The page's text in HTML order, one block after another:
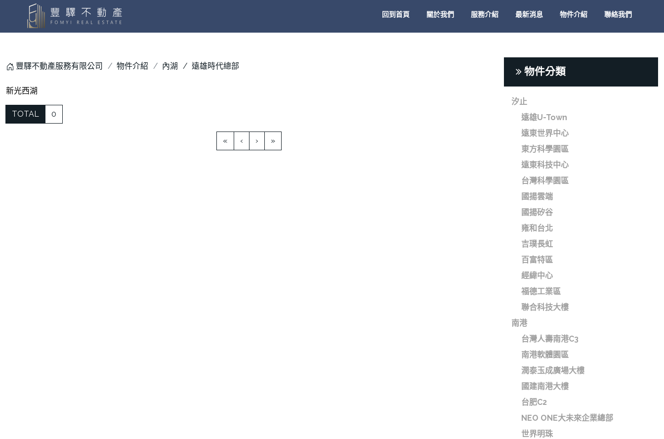
回到首頁 關於我們 服務介紹 最新消息 物件介紹 聯絡我們
豐驛不動產服務有限公司 物件介紹 內湖 遠雄時代總部
新光西湖
TOTAL 0
« ‹ › »
物件分類
汐止
遠雄U-Town
遠東世界中心
東方科學園區
遠東科技中心
台灣科學園區
國揚雲端
國揚矽谷
雍和台北
吉璞長虹
百富特區
經緯中心
福德工業區
聯合科技大樓
南港
台灣人壽南港C3
南港軟體園區
潤泰玉成廣場大樓
國建南港大樓
台肥C2
NEO ONE大未來企業總部
世界明珠